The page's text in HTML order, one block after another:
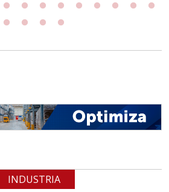
INDUSTRIA